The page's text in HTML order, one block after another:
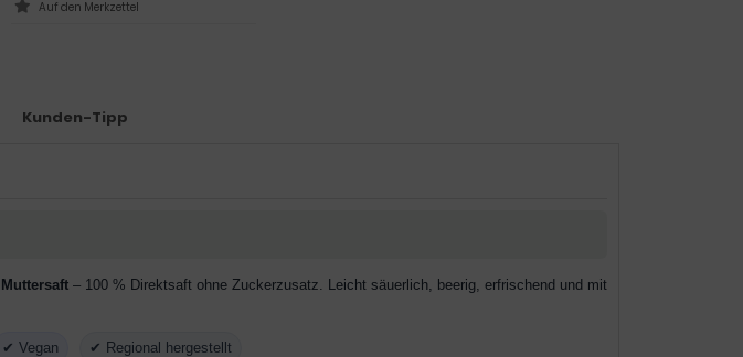
Kunden-Tipp
Muttersaft – 100 % Direktsaft ohne Zuckerzusatz. Leicht säuerlich, beerig, erfrischend und mit
✔ Vegan ✔ Regional hergestellt